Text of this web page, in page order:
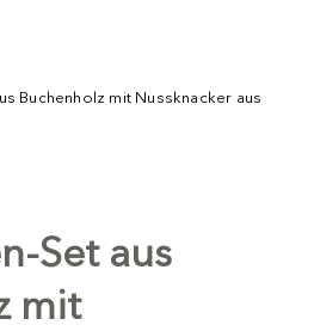
Set aus
mit